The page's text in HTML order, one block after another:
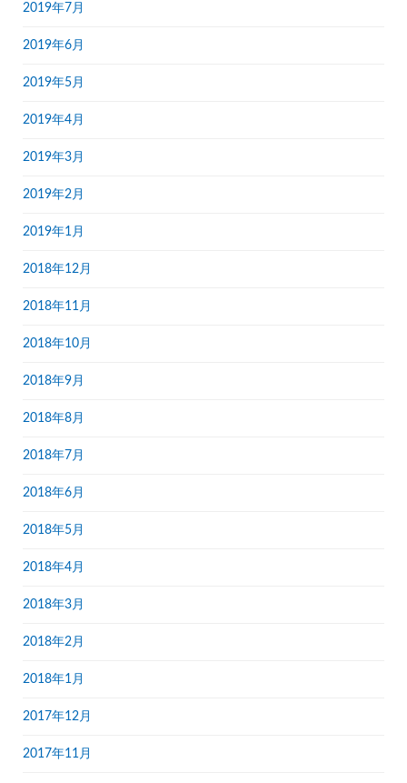
2019年7月
2019年6月
2019年5月
2019年4月
2019年3月
2019年2月
2019年1月
2018年12月
2018年11月
2018年10月
2018年9月
2018年8月
2018年7月
2018年6月
2018年5月
2018年4月
2018年3月
2018年2月
2018年1月
2017年12月
2017年11月